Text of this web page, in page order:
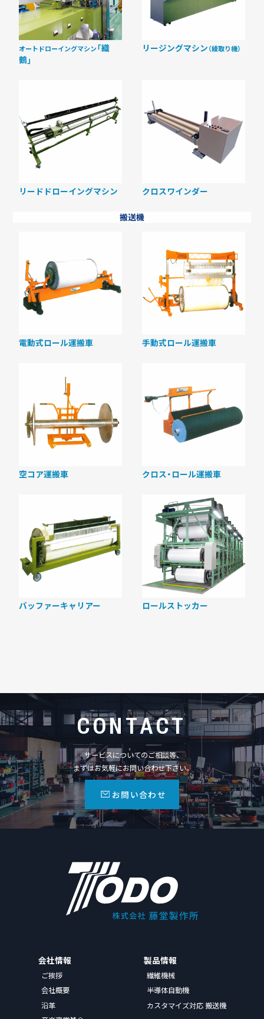
オートドローイングマシン「織
鶴」
リージングマシン（綾取り機）
リードドローイングマシン クロスワインダー
搬送機
電動式ロール運搬車 手動式ロール運搬車
空コア運搬車 クロス・ロール運搬車
バッファーキャリアー ロールストッカー
CONTACT
サービスについてのご相談等、
まずはお気軽にお問い合わせ下さい。
お問い合わせ
会社情報
ご挨拶
会社概要
沿革
製品情報
繊維機械
半導体自動機
カスタマイズ対応 搬送機